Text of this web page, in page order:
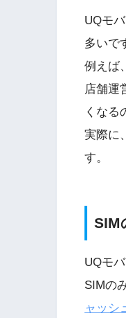
UQモ
多いで
例えば
店舗運
くなる
実際に
す。
SIM
UQモ
SIMの
ャッシ